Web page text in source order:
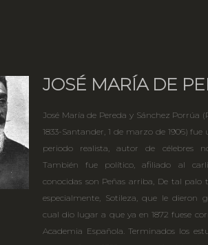
JOSÉ MARÍA DE
José María de Pereda y Sánchez Porrúa
1833-Santander, 1 de marzo de 1906)
periodo realista, autor de célebres
También fue político, afiliado al
conocidas son Peñas arriba, De tal palo
especialmente, Sotileza, que le dieron
cual dio lugar a que ya en 1872 fuese
Academia Española. Terminados los